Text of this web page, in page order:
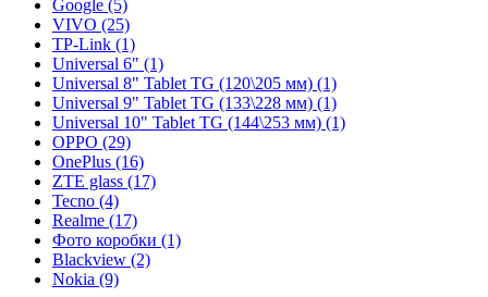
Google (5)
VIVO (25)
TP-Link (1)
Universal 6" (1)
Universal 8" Tablet TG (120\205 мм) (1)
Universal 9" Tablet TG (133\228 мм) (1)
Universal 10" Tablet TG (144\253 мм) (1)
OPPO (29)
OnePlus (16)
ZTE glass (17)
Tecno (4)
Realme (17)
Фото коробки (1)
Blackview (2)
Nokia (9)